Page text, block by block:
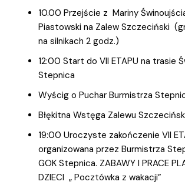
10.00 Przejście z Mariny
Piastowski na Zalew Szczeciński
na silnikach 2 godz.)
12:00 Start do VII ETAPU na trasie
Stepnica
Wyścig o Puchar Burmistrza
Błękitna Wstęga Zalewu
19:00 Uroczyste zakończenie VII
organizowana przez Burmistrza
GOK Stepnica. ZABAWY I PRACE
DZIECI „ Pocztówka z wakacji”